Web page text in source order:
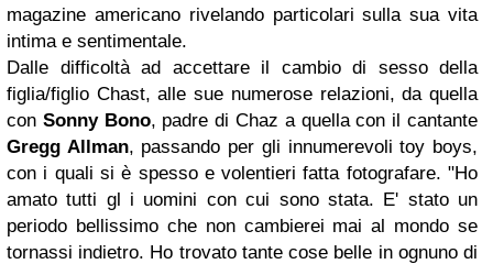
magazine americano rivelando particolari sulla sua vita
intima e sentimentale.
Dalle difficoltà ad accettare il cambio di sesso della
figlia/figlio Chast, alle sue numerose relazioni, da quella
con Sonny Bono, padre di Chaz a quella con il cantante
Gregg Allman, passando per gli innumerevoli toy boys,
con i quali si è spesso e volentieri fatta fotografare. "Ho
amato tutti gl i uomini con cui sono stata. E' stato un
periodo bellissimo che non cambierei mai al mondo se
tornassi indietro. Ho trovato tante cose belle in ognuno di